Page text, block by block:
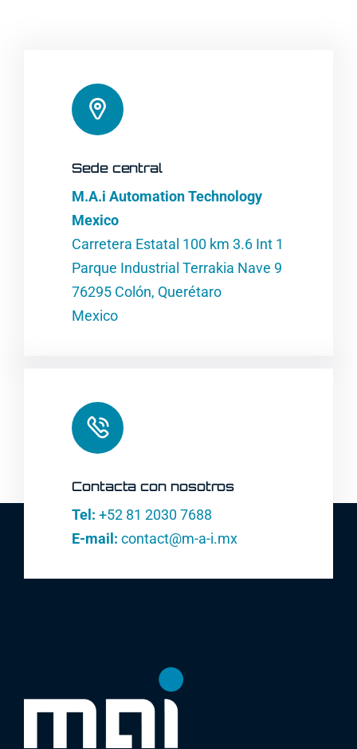
Sede central
M.A.i Automation Technology
Mexico
Carretera Estatal 100 km 3.6 Int 1
Parque Industrial Terrakia Nave 9
76295 Colón, Querétaro
Mexico
Contacta con nosotros
Tel: +52 81 2030 7688
E-mail: contact@m-a-i.mx